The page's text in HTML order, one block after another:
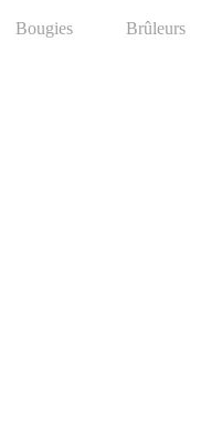
Bougies Brûleurs